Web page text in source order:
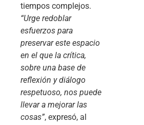
tiempos complejos.
“Urge redoblar
esfuerzos para
preservar este espacio
en el que la crítica,
sobre una base de
reflexión y diálogo
respetuoso, nos puede
llevar a mejorar las
cosas”, expresó, al